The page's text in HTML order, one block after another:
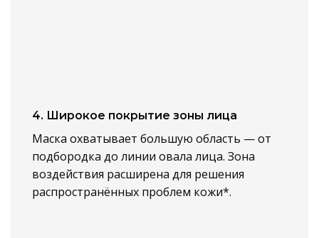
4. Широкое покрытие зоны лица
Маска охватывает большую область — от
подбородка до линии овала лица. Зона
воздействия расширена для решения
распространённых проблем кожи*.